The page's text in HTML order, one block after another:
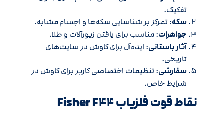
تفکیک.
سکه: تمرکز بر شناسایی سکه‌ها و اجسام مشابه.
جواهرات: مناسب برای یافتن زیورآلات و طلا.
آثار باستانی: ایده‌آل برای کاوش در سایت‌های
تاریخی.
سفارشی: تنظیمات اختصاصی کاربر برای کاوش در
شرایط خاص.
نقاط قوت فلزیاب Fisher F۴۴